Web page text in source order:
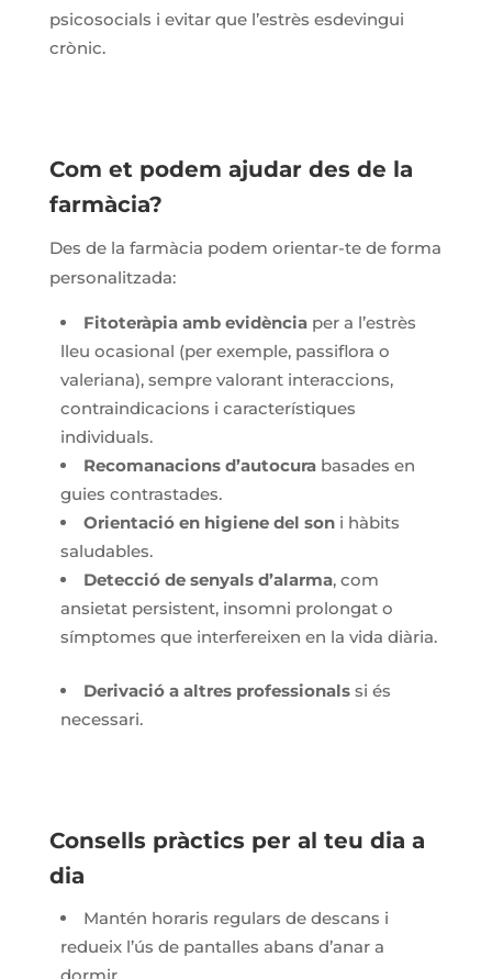
psicosocials i evitar que l’estrès esdevingui
crònic.
Com et podem ajudar des de la
farmàcia?
Des de la farmàcia podem orientar-te de forma
personalitzada:
Fitoteràpia amb evidènciaper a l’estrès
lleu ocasional (per exemple, passiflora o
valeriana), sempre valorant interaccions,
contraindicacions i característiques
individuals.
Recomanacions d’autocurabasades en
guies contrastades.
Orientació en higiene del soni hàbits
saludables.
Detecció de senyals d’alarma, com
ansietat persistent, insomni prolongat o
símptomes que interfereixen en la vida diària.
Derivació a altres professionalssi és
necessari.
Consells pràctics per al teu dia a
dia
Mantén horaris regulars de descans i
redueix l’ús de pantalles abans d’anar a